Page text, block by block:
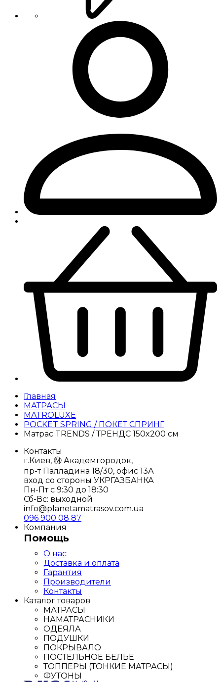
Главная
МАТРАСЫ
MATROLUXE
POCKET SPRING / ПОКЕТ СПРИНГ
Матрас TRENDS / ТРЕНДС 150x200 см
Контакты
г.Киев, Ⓜ️ Академгородок,
пр-т Палладина 18/30, офис 13А
вход со стороны УКРГАЗБАНКА
Пн-Пт с 9:30 до 18:30
Сб-Вс: выходной
info@planetamatrasov.com.ua
096 900 08 87
Компания
Помощь
О нас
Доставка и оплата
Гарантия
Производители
Контакты
Каталог товаров
МАТРАСЫ
НАМАТРАСНИКИ
ОДЕЯЛА
ПОДУШКИ
ПОКРЫВАЛО
ПОСТЕЛЬНОЕ БЕЛЬЕ
ТОППЕРЫ (ТОНКИЕ МАТРАСЫ)
ФУТОНЫ